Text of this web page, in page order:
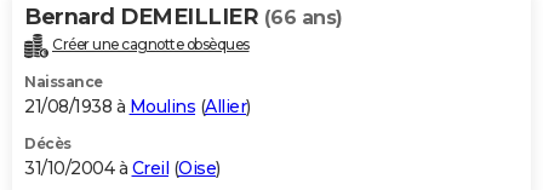
Bernard DEMEILLIER (66 ans)
Créer une cagnotte obsèques
Naissance
21/08/1938 à Moulins (Allier)
Décès
31/10/2004 à Creil (Oise)